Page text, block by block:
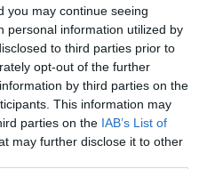
you may continue seeing
personal information utilized by
to third parties prior to
opt-out of the further
by third parties on the
This information may
parties on the IAB’s List of
may further disclose it to other
SZÁLLÁS